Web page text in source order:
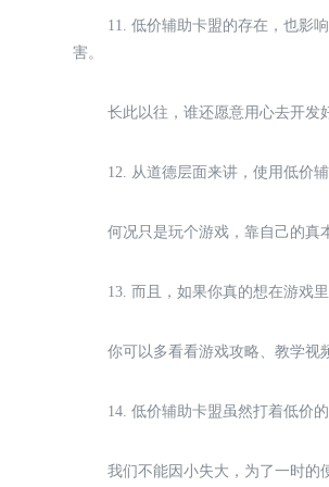
11. 低价辅助卡盟的存在，也影
害。
长此以往，谁还愿意用心去开发
12. 从道德层面来讲，使用低价
何况只是玩个游戏，靠自己的真
13. 而且，如果你真的想在游戏
你可以多看看游戏攻略、教学视
14. 低价辅助卡盟虽然打着低价
我们不能因小失大，为了一时的